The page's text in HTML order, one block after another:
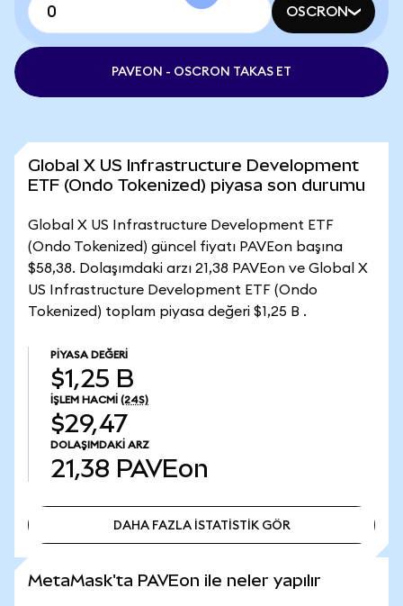
OSCRON
PAVEON - OSCRON TAKAS ET
Global X US Infrastructure Development
ETF (Ondo Tokenized) piyasa son durumu
Global X US Infrastructure Development ETF
(Ondo Tokenized) güncel fiyatı PAVEon başına
$58,38. Dolaşımdaki arzı 21,38 PAVEon ve Global X
US Infrastructure Development ETF (Ondo
Tokenized) toplam piyasa değeri $1,25 B .
PIYASA DEĞERI
$1,25 B
İŞLEM HACMI (24S)
$29,47
DOLAŞIMDAKI ARZ
21,38 PAVEon
DAHA FAZLA İSTATİSTİK GÖR
MetaMask'ta PAVEon ile neler yapılır